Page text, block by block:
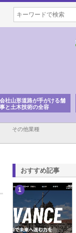
社山形道路が手がける舗
と土木技術の全容
その他業種
おすすめ記事
1